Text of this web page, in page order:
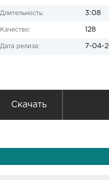
Длительность: 3:08
Качество: 128
Дата релиза: 7-04-
Скачать